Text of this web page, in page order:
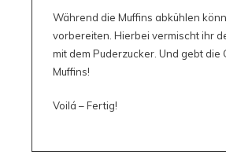
Während die Muffins abkühlen
vorbereiten. Hierbei vermischt ihr
mit dem Puderzucker. Und gebt die
Muffins!
Voilá – Fertig!